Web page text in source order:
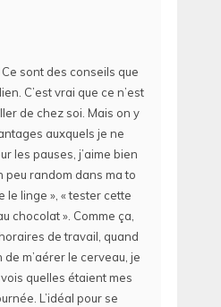
Ce sont des conseils que
C’est vrai que ce n’est
de chez soi. Mais on y
auxquels je ne
les pauses, j’aime bien
peu random dans ma to
le linge », « tester cette
chocolat ». Comme ça,
de travail, quand
de m’aérer le cerveau, je
quelles étaient mes
L’idéal pour se